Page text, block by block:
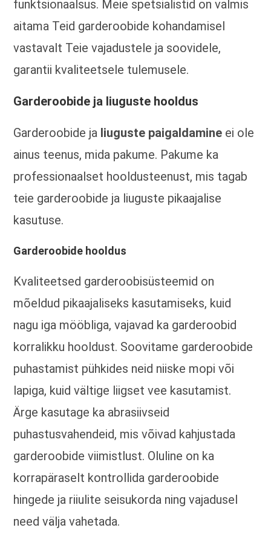
funktsionaalsus. Meie spetsialistid on valmis
aitama Teid garderoobide kohandamisel
vastavalt Teie vajadustele ja soovidele,
garantii kvaliteetsele tulemusele.
Garderoobide ja liuguste hooldus
Garderoobide ja liuguste paigaldamine ei ole
ainus teenus, mida pakume. Pakume ka
professionaalset hooldusteenust, mis tagab
teie garderoobide ja liuguste pikaajalise
kasutuse.
Garderoobide hooldus
Kvaliteetsed garderoobisüsteemid on
mõeldud pikaajaliseks kasutamiseks, kuid
nagu iga mööbliga, vajavad ka garderoobid
korralikku hooldust. Soovitame garderoobide
puhastamist pühkides neid niiske mopi või
lapiga, kuid vältige liigset vee kasutamist.
Ärge kasutage ka abrasiivseid
puhastusvahendeid, mis võivad kahjustada
garderoobide viimistlust. Oluline on ka
korrapäraselt kontrollida garderoobide
hingede ja riiulite seisukorda ning vajadusel
need välja vahetada.